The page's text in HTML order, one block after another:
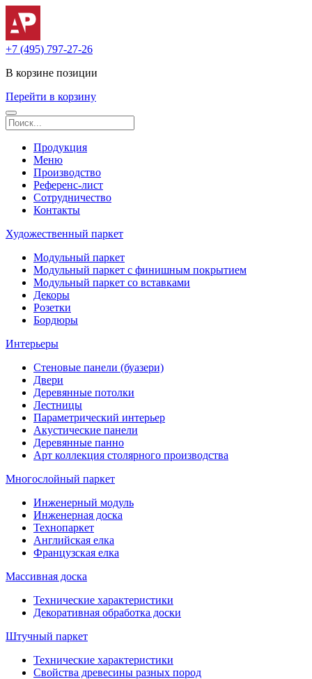
+7 (495) 797-27-26
В корзине позиции
Перейти в корзину
Продукция
Меню
Производство
Референс-лист
Сотрудничество
Контакты
Художественный паркет
Модульный паркет
Модульный паркет с финишным покрытием
Модульный паркет со вставками
Декоры
Розетки
Бордюры
Интерьеры
Стеновые панели (буазери)
Двери
Деревянные потолки
Лестницы
Параметрический интерьер
Акустические панели
Деревянные панно
Арт коллекция столярного производства
Многослойный паркет
Инженерный модуль
Инженерная доска
Технопаркет
Английская елка
Французская елка
Массивная доска
Технические характеристики
Декоративная обработка доски
Штучный паркет
Технические характеристики
Свойства древесины разных пород